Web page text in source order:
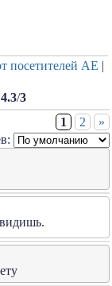
посетителей АЕ |
4.3/3
1 2
»